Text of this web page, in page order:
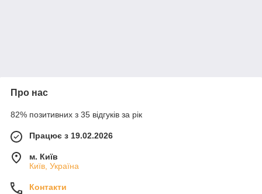
Про нас
82% позитивних з 35 відгуків за рік
Працює з 19.02.2026
м. Київ
Київ, Україна
Контакти